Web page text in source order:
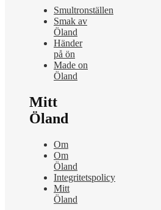
Smultronställen
Smak av
Öland
Händer
på ön
Made on
Öland
Mitt
Öland
Om
Om
Öland
Integritetspolicy
Mitt
Öland